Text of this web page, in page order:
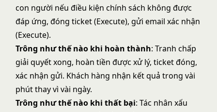
con người nếu điều kiện chính sách không được
đáp ứng, đóng ticket (Execute), gửi email xác nhận
(Execute).
Trông như thế nào khi hoàn thành: Tranh chấp
giải quyết xong, hoàn tiền được xử lý, ticket đóng,
xác nhận gửi. Khách hàng nhận kết quả trong vài
phút thay vì vài ngày.
Trông như thế nào khi thất bại: Tác nhân xấu